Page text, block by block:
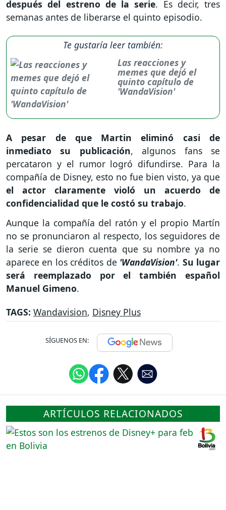
después del estreno de la serie. Es decir, tres
semanas antes de liberarse el quinto episodio.
Te gustaría leer también:
Las reacciones y
memes que dejó el
quinto capítulo de
'WandaVision'
A pesar de que Martin eliminó casi de
inmediato su publicación, algunos fans se
percataron y el rumor logró difundirse. Para la
compañía de Disney, esto no fue bien visto, ya que
el actor claramente violó un acuerdo de
confidencialidad que le costó su trabajo.
Aunque la compañía del ratón y el propio Martín
no se pronunciaron al respecto, los seguidores de
la serie se dieron cuenta que su nombre ya no
aparece en los créditos de 'WandaVision'. Su lugar
será reemplazado por el también español
Manuel Gimeno.
TAGS: Wandavision, Disney Plus
SÍGUENOS EN:
ARTÍCULOS RELACIONADOS